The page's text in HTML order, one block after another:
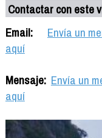
Contactar con este
Email:
Envía un
aquí
Mensaje: Envía un
aquí